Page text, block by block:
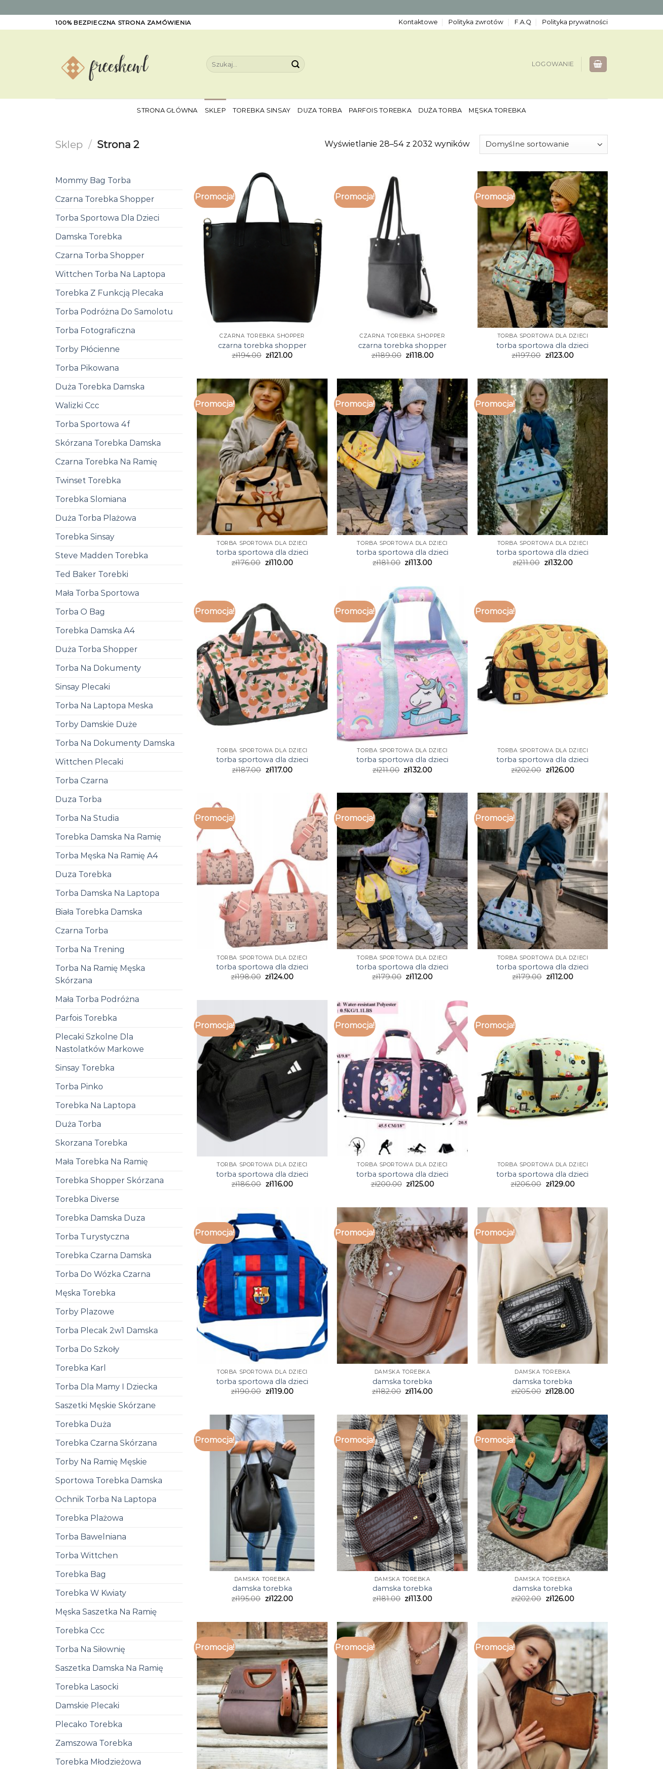
to
100% BEZPIECZNA STRONA ZAMÓWIENIA Kontaktowe Polityka zwrotów F.A.Q Polityka prywatności
Szukaj:
LOGOWANIE
STRONA GŁÓWNA SKLEP TOREBKA SINSAY DUZA TORBA PARFOIS TOREBKA DUŻA TORBA MĘSKA TOREBKA
Sklep / Strona 2 Wyświetlanie 28–54 z 2032 wyników
Mommy Bag Torba
Czarna Torebka Shopper
Torba Sportowa Dla Dzieci
Damska Torebka
Czarna Torba Shopper
Wittchen Torba Na Laptopa
Torebka Z Funkcją Plecaka
Torba Podróżna Do Samolotu
Torba Fotograficzna
Torby Płócienne
Torba Pikowana
Duża Torebka Damska
Walizki Ccc
Torba Sportowa 4f
Skórzana Torebka Damska
Czarna Torebka Na Ramię
Twinset Torebka
Torebka Slomiana
Duża Torba Plażowa
Torebka Sinsay
Steve Madden Torebka
Ted Baker Torebki
Mała Torba Sportowa
Torba O Bag
Torebka Damska A4
Duża Torba Shopper
Torba Na Dokumenty
Sinsay Plecaki
Torba Na Laptopa Meska
Torby Damskie Duże
Torba Na Dokumenty Damska
Wittchen Plecaki
Torba Czarna
Duza Torba
Torba Na Studia
Torebka Damska Na Ramię
Torba Męska Na Ramię A4
Duza Torebka
Torba Damska Na Laptopa
Biała Torebka Damska
Czarna Torba
Torba Na Trening
Torba Na Ramię Męska
Skórzana
Mała Torba Podróżna
Parfois Torebka
Plecaki Szkolne Dla
Nastolatków Markowe
Sinsay Torebka
Torba Pinko
Torebka Na Laptopa
Duża Torba
Skorzana Torebka
Mała Torebka Na Ramię
Torebka Shopper Skórzana
Torebka Diverse
Torebka Damska Duza
Torba Turystyczna
Torebka Czarna Damska
Torba Do Wózka Czarna
Męska Torebka
Torby Plazowe
Torba Plecak 2w1 Damska
Torba Do Szkoły
Torebka Karl
Torba Dla Mamy I Dziecka
Saszetki Męskie Skórzane
Torebka Duża
Torebka Czarna Skórzana
Torby Na Ramię Męskie
Sportowa Torebka Damska
Ochnik Torba Na Laptopa
Torebka Plażowa
Torba Bawelniana
Torba Wittchen
Torebka Bag
Torebka W Kwiaty
Męska Saszetka Na Ramię
Torebka Ccc
Torba Na Siłownię
Saszetka Damska Na Ramię
Torebka Lasocki
Damskie Plecaki
Plecako Torebka
Zamszowa Torebka
Torebka Młodzieżowa
Promocja!
CZARNA TOREBKA SHOPPER
czarna torebka shopper
zł194.00 zł121.00
Promocja!
CZARNA TOREBKA SHOPPER
czarna torebka shopper
zł189.00 zł118.00
Promocja!
TORBA SPORTOWA DLA DZIECI
torba sportowa dla dzieci
zł197.00 zł123.00
Promocja!
TORBA SPORTOWA DLA DZIECI
torba sportowa dla dzieci
zł176.00 zł110.00
Promocja!
TORBA SPORTOWA DLA DZIECI
torba sportowa dla dzieci
zł181.00 zł113.00
Promocja!
TORBA SPORTOWA DLA DZIECI
torba sportowa dla dzieci
zł211.00 zł132.00
Promocja!
TORBA SPORTOWA DLA DZIECI
torba sportowa dla dzieci
zł187.00 zł117.00
Promocja!
TORBA SPORTOWA DLA DZIECI
torba sportowa dla dzieci
zł211.00 zł132.00
Promocja!
TORBA SPORTOWA DLA DZIECI
torba sportowa dla dzieci
zł202.00 zł126.00
Promocja!
TORBA SPORTOWA DLA DZIECI
torba sportowa dla dzieci
zł198.00 zł124.00
Promocja!
TORBA SPORTOWA DLA DZIECI
torba sportowa dla dzieci
zł179.00 zł112.00
Promocja!
TORBA SPORTOWA DLA DZIECI
torba sportowa dla dzieci
zł179.00 zł112.00
Promocja!
TORBA SPORTOWA DLA DZIECI
torba sportowa dla dzieci
zł186.00 zł116.00
Promocja!
TORBA SPORTOWA DLA DZIECI
torba sportowa dla dzieci
zł200.00 zł125.00
Promocja!
TORBA SPORTOWA DLA DZIECI
torba sportowa dla dzieci
zł206.00 zł129.00
Promocja!
TORBA SPORTOWA DLA DZIECI
torba sportowa dla dzieci
zł190.00 zł119.00
Promocja!
DAMSKA TOREBKA
damska torebka
zł182.00 zł114.00
Promocja!
DAMSKA TOREBKA
damska torebka
zł205.00 zł128.00
Promocja!
DAMSKA TOREBKA
damska torebka
zł195.00 zł122.00
Promocja!
DAMSKA TOREBKA
damska torebka
zł181.00 zł113.00
Promocja!
DAMSKA TOREBKA
damska torebka
zł202.00 zł126.00
Promocja! Promocja! Promocja!